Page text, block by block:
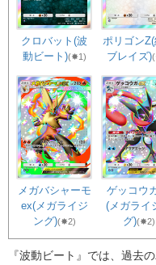
クロバット(波
動ビート)(✸1)
ポリゴン
ブレイズ)
メガバシャーモ
ex(メガライジ
ング)(✸2)
ゲッコウ
(メガライ
グ)(✸2)
『波動ビート』では、過去